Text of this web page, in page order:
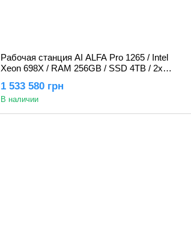
Рабочая станция AI ALFA Pro 1265 / Intel
Xeon 698X / RAM 256GB / SSD 4TB / 2х
1 533 580 грн
В наличии